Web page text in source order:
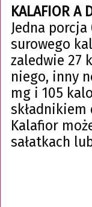
KALAFIOR A
Jedna
surowego
zaledwie 27
niego, inny
mg i 105
Kalafior
sałatkach